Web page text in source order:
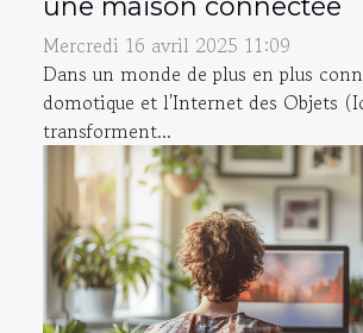
une maison connectée
Mercredi 16 avril 2025 11:09
Dans un monde de plus en plus
domotique et l'Internet des Objets
transforment...